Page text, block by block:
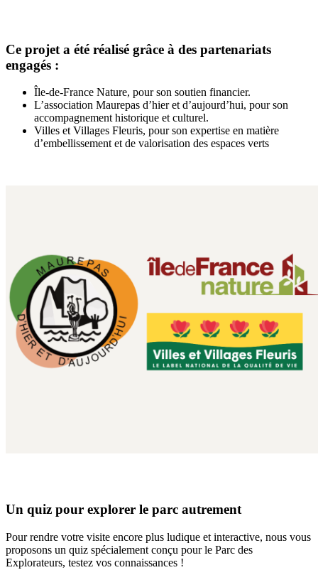
Ce projet a été réalisé grâce à des partenariats
engagés :
Île-de-France Nature, pour son soutien financier.
L’association Maurepas d’hier et d’aujourd’hui, pour son
accompagnement historique et culturel.
Villes et Villages Fleuris, pour son expertise en matière
d’embellissement et de valorisation des espaces verts
Un quiz pour explorer le parc autrement
Pour rendre votre visite encore plus ludique et interactive, nous vous
proposons un quiz spécialement conçu pour le Parc des
Explorateurs, testez vos connaissances !